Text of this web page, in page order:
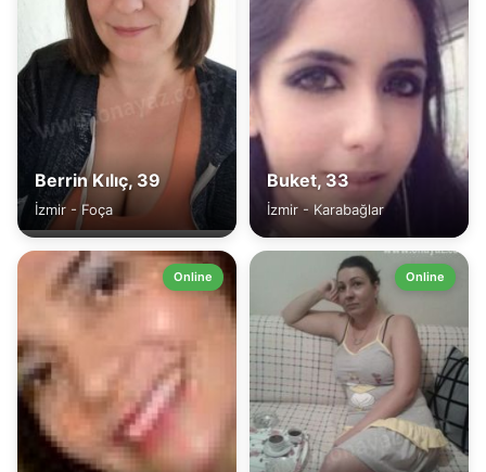
Berrin Kılıç, 39
İzmir - Foça
Buket, 33
İzmir - Karabağlar
Online Online